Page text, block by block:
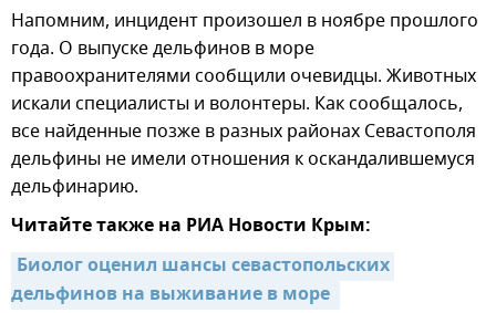
Напомним, инцидент произошел в ноябре прошлого
года. О выпуске дельфинов в море
правоохранителями сообщили очевидцы. Животных
искали специалисты и волонтеры. Как сообщалось,
все найденные позже в разных районах Севастополя
дельфины не имели отношения к оскандалившемуся
дельфинарию.
Читайте также на РИА Новости Крым:
Биолог оценил шансы севастопольских
дельфинов на выживание в море